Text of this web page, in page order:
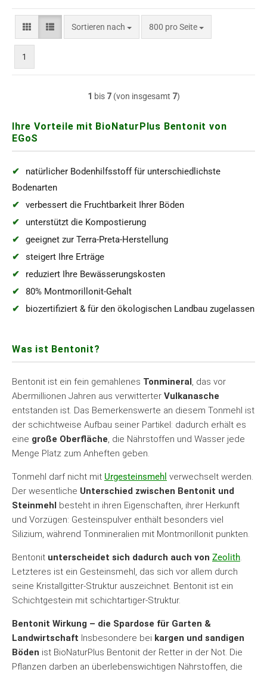
Sortieren nach
Sortieren nach 800 pro Seite
pro Seite
1
1 bis 7(von insgesamt 7)
Ihre Vorteile mit BioNaturPlus Bentonit von
EGoS
natürlicher Bodenhilfsstoff für unterschiedlichste
Bodenarten
verbessert die Fruchtbarkeit Ihrer Böden
unterstützt die Kompostierung
geeignet zur Terra-Preta-Herstellung
steigert Ihre Erträge
reduziert Ihre Bewässerungskosten
80% Montmorillonit-Gehalt
biozertifiziert & für den ökologischen Landbau zugelassen
Was ist Bentonit?
Bentonit ist ein fein gemahlenes Tonmineral, das vor
Abermillionen Jahren aus verwitterter Vulkanasche
entstanden ist. Das Bemerkenswerte an diesem Tonmehl ist
der schichtweise Aufbau seiner Partikel: dadurch erhält es
eine große Oberfläche, die Nährstoffen und Wasser jede
Menge Platz zum Anheften geben.
Tonmehl darf nicht mit Urgesteinsmehl verwechselt werden.
Der wesentliche Unterschied zwischen Bentonit und
Steinmehl besteht in ihren Eigenschaften, ihrer Herkunft
und Vorzügen: Gesteinspulver enthält besonders viel
Silizium, während Tonmineralien mit Montmorillonit punkten.
Bentonit unterscheidet sich dadurch auch von Zeolith.
Letzteres ist ein Gesteinsmehl, das sich vor allem durch
seine Kristallgitter-Struktur auszeichnet. Bentonit ist ein
Schichtgestein mit schichtartiger-Struktur.
Bentonit Wirkung – die Spardose für Garten &
Landwirtschaft Insbesondere bei kargen und sandigen
Böden ist BioNaturPlus Bentonit der Retter in der Not. Die
Pflanzen darben an überlebenswichtigen Nährstoffen, die